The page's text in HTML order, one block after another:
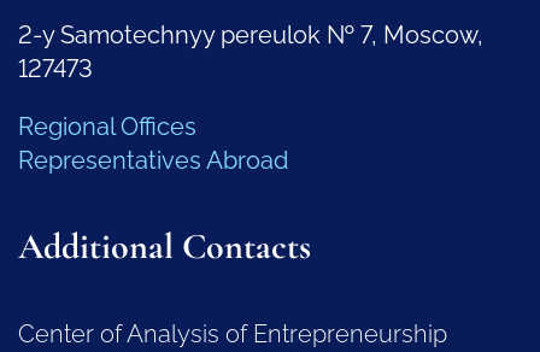
2-y Samotechnyy pereulok № 7, Moscow,
127473
Regional Offices
Representatives Abroad
Additional Contacts
Center of Analysis of Entrepreneurship